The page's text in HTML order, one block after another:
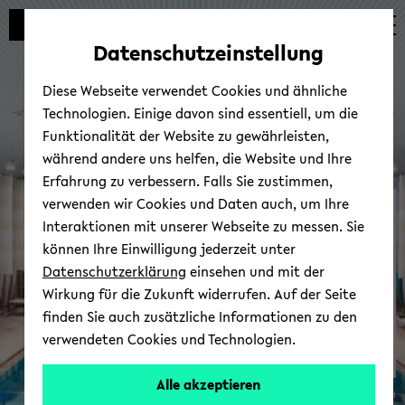
Automatische
vermeiden
zum
wechseln
zum
wechseln
zum
wechseln
Hoch­schul­sport
© Uni­ver­si­tät Bie­le­feld
Datenschutzeinstellung
Diese Webseite verwendet Cookies und ähnliche
Technologien. Einige davon sind essentiell, um die
Funktionalität der Website zu gewährleisten,
während andere uns helfen, die Website und Ihre
Erfahrung zu verbessern. Falls Sie zustimmen,
verwenden wir Cookies und Daten auch, um Ihre
Interaktionen mit unserer Webseite zu messen. Sie
können Ihre Einwilligung jederzeit unter
Datenschutzerklärung einsehen und mit der
Wirkung für die Zukunft widerrufen. Auf der Seite
finden Sie auch zusätzliche Informationen zu den
verwendeten Cookies und Technologien.
Alle akzeptieren